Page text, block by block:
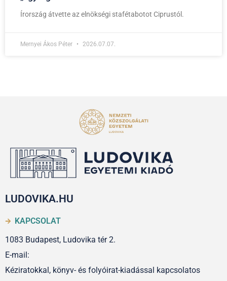
Írország átvette az elnökségi stafétabotot Ciprustól.
Mernyei Ákos Péter 2026.07.07.
LUDOVIKA.HU
KAPCSOLAT
1083 Budapest, Ludovika tér 2.
E-mail:
Kéziratokkal, könyv- és folyóirat-kiadással kapcsolatos